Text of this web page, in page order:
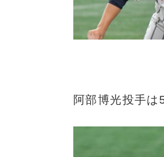
阿部博光投手は